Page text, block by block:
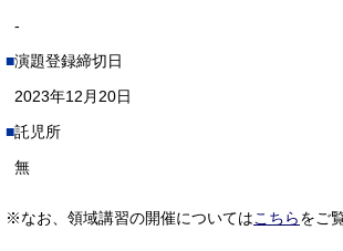
-
演題登録締切日
2023年12月20日
託児所
無
※なお、領域講習の開催についてはこちらをご